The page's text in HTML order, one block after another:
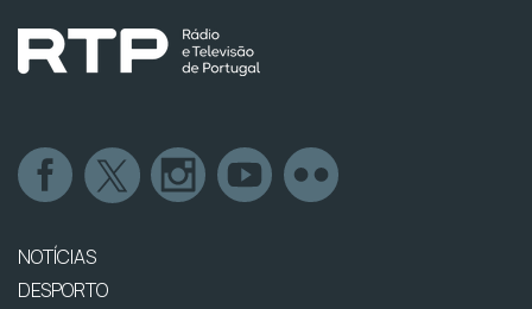
NOTÍCIAS
DESPORTO